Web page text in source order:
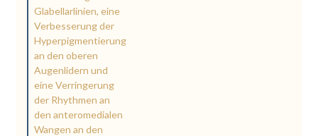
Glabellarlinien, eine
Verbesserung der
Hyperpigmentierung
an den oberen
Augenlidern und
eine Verringerung
der Rhythmen an
den anteromedialen
Wangen an den